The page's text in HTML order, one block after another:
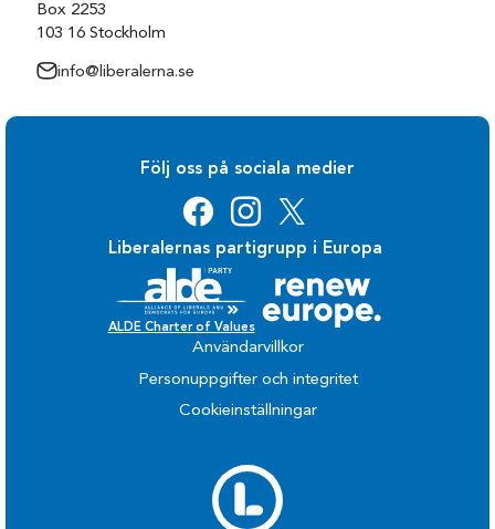
Box 2253
103 16 Stockholm
info@liberalerna.se
Följ oss på sociala medier
Liberalernas partigrupp i Europa
ALDE Charter of Values
Användarvillkor
Personuppgifter och integritet
Cookieinställningar